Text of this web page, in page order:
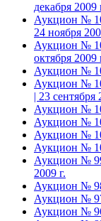
декабря 2009
Аукцион №
24 ноября
Аукцион №
октября 2009
Аукцион №
Аукцион №
| 23 сентября
Аукцион №
Аукцион №
Аукцион №
Аукцион №
Аукцион №
2009 г.
Аукцион №
Аукцион №
Аукцион №